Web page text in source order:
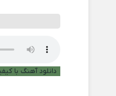
دانلود آهنگ با